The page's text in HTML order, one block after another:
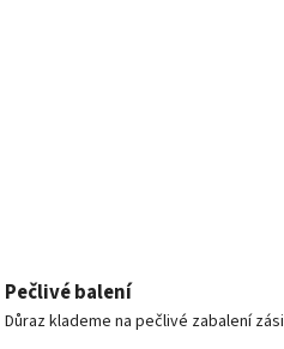
Pečlivé balení
Důraz klademe na pečlivé zabalení